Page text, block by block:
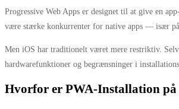
Progressive Web Apps er designet til at give en
være stærke konkurrenter for native apps — især
Men iOS har traditionelt været mere restriktiv.
hardwarefunktioner og begrænsninger i
Hvorfor er PWA-Installation